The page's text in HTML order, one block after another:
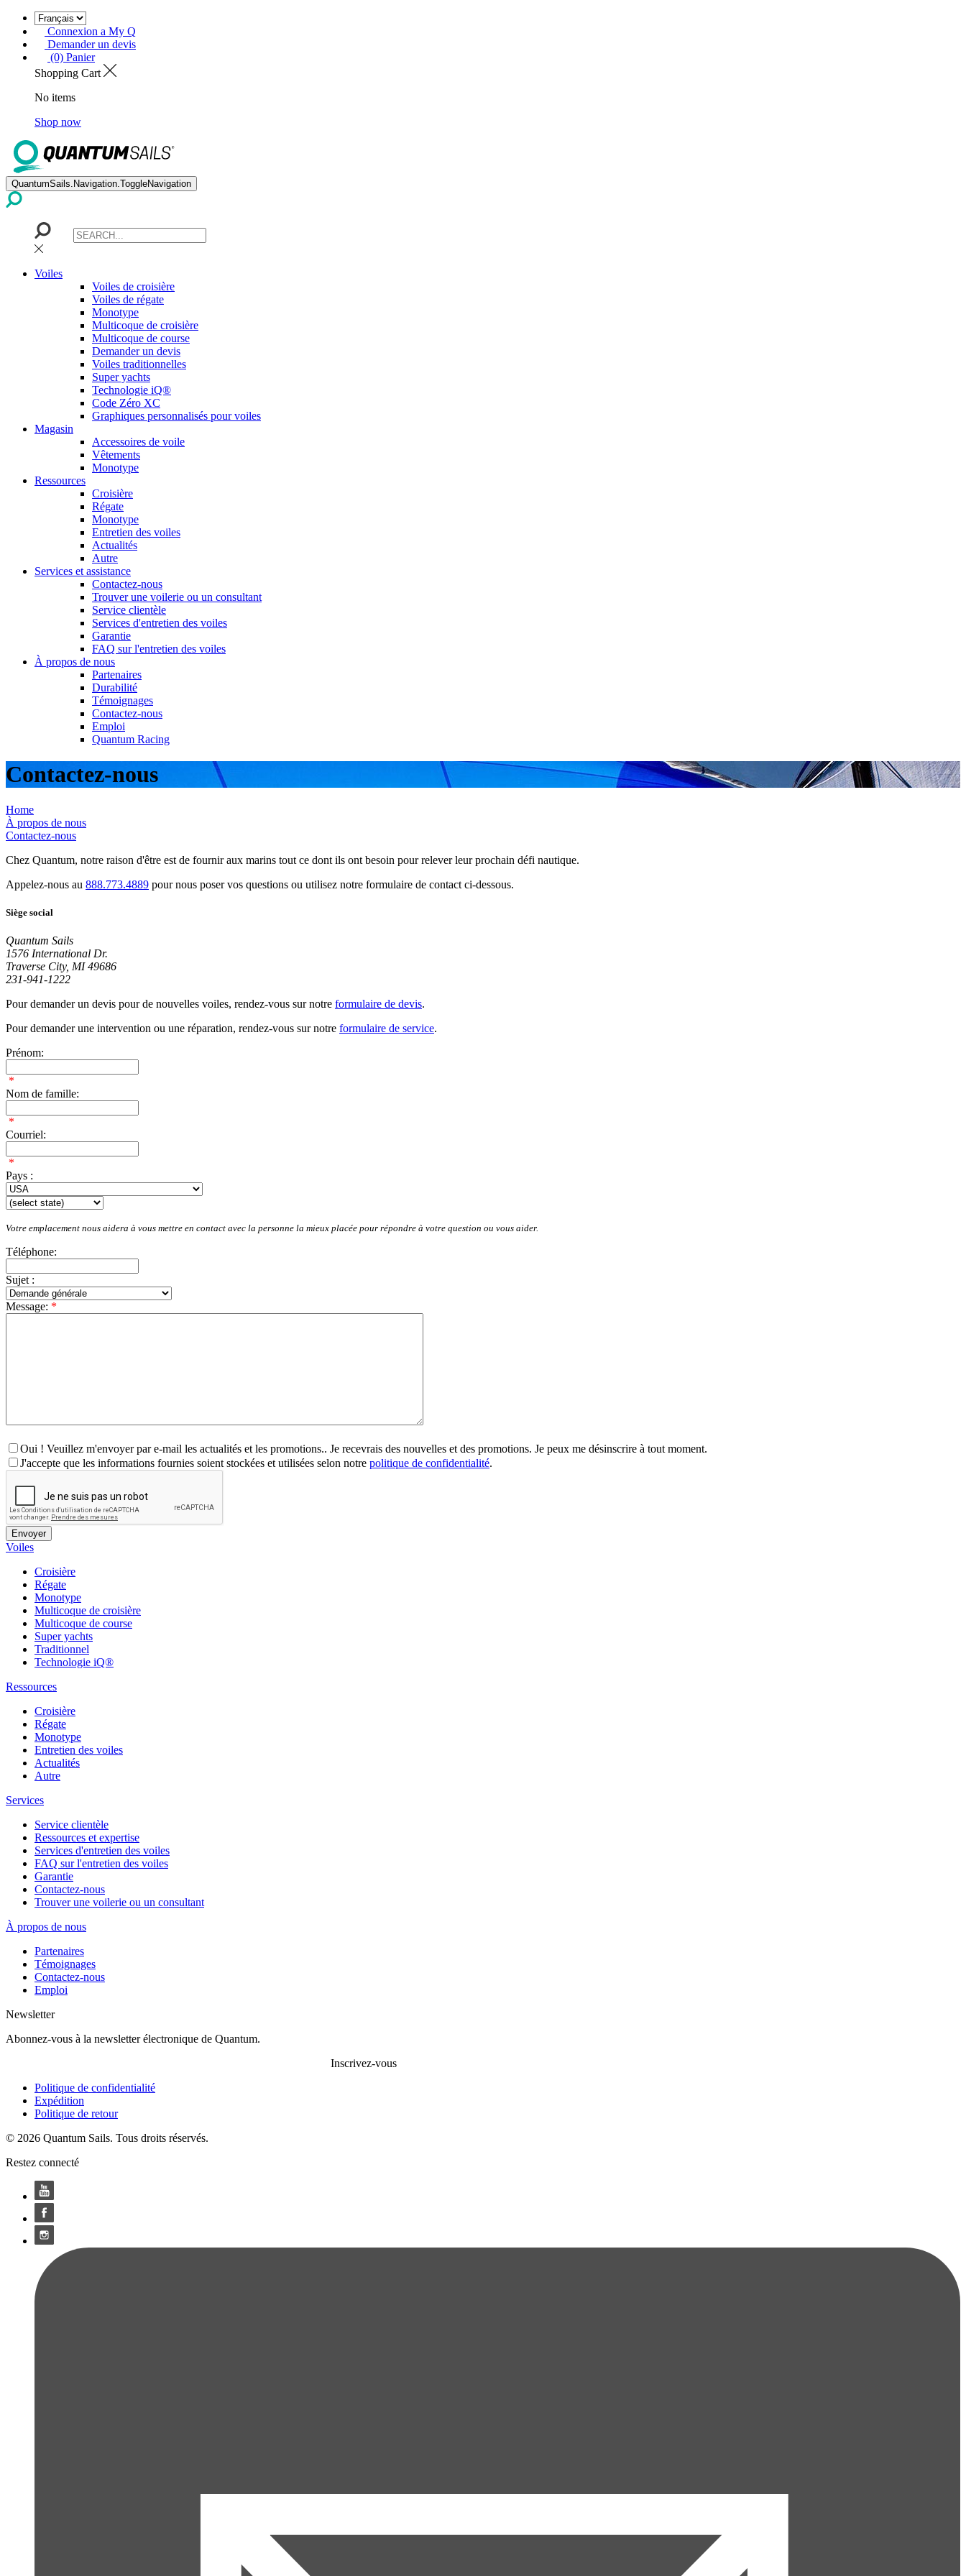
Connexion a My Q
Demander un devis
(0) Panier
Shopping Cart
No items
Shop now
QuantumSails.Navigation.ToggleNavigation
Voiles
Voiles de croisière
Voiles de régate
Monotype
Multicoque de croisière
Multicoque de course
Demander un devis
Voiles traditionnelles
Super yachts
Technologie iQ®
Code Zéro XC
Graphiques personnalisés pour voiles
Magasin
Accessoires de voile
Vêtements
Monotype
Ressources
Croisière
Régate
Monotype
Entretien des voiles
Actualités
Autre
Services et assistance
Contactez-nous
Trouver une voilerie ou un consultant
Service clientèle
Services d'entretien des voiles
Garantie
FAQ sur l'entretien des voiles
À propos de nous
Partenaires
Durabilité
Témoignages
Contactez-nous
Emploi
Quantum Racing
Contactez-nous
Home
À propos de nous
Contactez-nous
Chez Quantum, notre raison d'être est de fournir aux marins tout ce dont ils ont besoin pour relever leur prochain défi nautique.
Appelez-nous au 888.773.4889 pour nous poser vos questions ou utilisez notre formulaire de contact ci-dessous.
Siège social
Quantum Sails
1576 International Dr.
Traverse City, MI 49686
231-941-1222
Pour demander un devis pour de nouvelles voiles, rendez-vous sur notre formulaire de devis.
Pour demander une intervention ou une réparation, rendez-vous sur notre formulaire de service.
Prénom:
*
Nom de famille:
*
Courriel:
*
Pays :
Votre emplacement nous aidera à vous mettre en contact avec la personne la mieux placée pour répondre à votre question ou vous aider.
Téléphone:
Sujet :
Message: *
Oui ! Veuillez m'envoyer par e-mail les actualités et les promotions.. Je recevrais des nouvelles et des promotions. Je peux me désinscrire à tout moment.
J'accepte que les informations fournies soient stockées et utilisées selon notre politique de confidentialité.
Voiles
Croisière
Régate
Monotype
Multicoque de croisière
Multicoque de course
Super yachts
Traditionnel
Technologie iQ®
Ressources
Croisière
Régate
Monotype
Entretien des voiles
Actualités
Autre
Services
Service clientèle
Ressources et expertise
Services d'entretien des voiles
FAQ sur l'entretien des voiles
Garantie
Contactez-nous
Trouver une voilerie ou un consultant
À propos de nous
Partenaires
Témoignages
Contactez-nous
Emploi
Newsletter
Abonnez-vous à la newsletter électronique de Quantum.
Inscrivez-vous
Politique de confidentialité
Expédition
Politique de retour
© 2026 Quantum Sails. Tous droits réservés.
Restez connecté